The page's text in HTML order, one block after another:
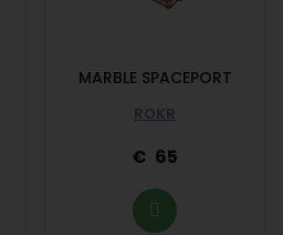
MARBLE SPACEPORT
ROKR
65